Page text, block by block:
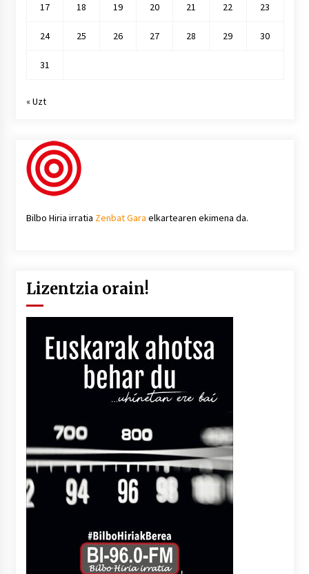
17 18 19 20 21 22 23
24 25 26 27 28 29 30
31
« Uzt
Bilbo Hiria irratia Zenbat Gara elkartearen ekimena da.
Lizentzia orain!